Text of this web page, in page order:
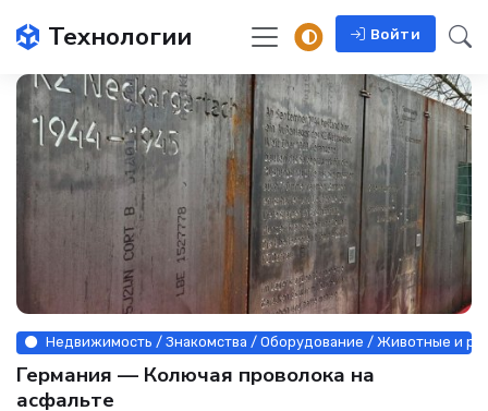
Технологии Войти
Недвижимость / Знакомства / Оборудование / Животные и
Германия — Колючая проволока на
асфальте